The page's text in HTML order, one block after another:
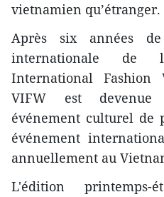
vietnamien qu’étranger.
Après six années
internationale de
International
VIFW est devenue
événement culturel de
événement
annuellement au
L'édition